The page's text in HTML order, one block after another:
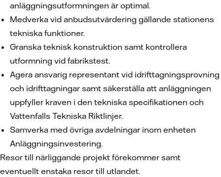
anläggningsutformningen är optimal.
Medverka vid anbudsutvärdering gällande stationens
tekniska funktioner.
Granska teknisk konstruktion samt kontrollera
utformning vid fabrikstest.
Agera ansvarig representant vid idrifttagningsprovning
och idrifttagningar samt säkerställa att anläggningen
uppfyller kraven i den tekniska specifikationen och
Vattenfalls Tekniska Riktlinjer.
Samverka med övriga avdelningar inom enheten
Anläggningsinvestering.
Resor till närliggande projekt förekommer samt
eventuellt enstaka resor till utlandet.